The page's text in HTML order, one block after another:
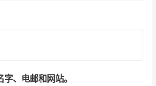
、电邮和网站。